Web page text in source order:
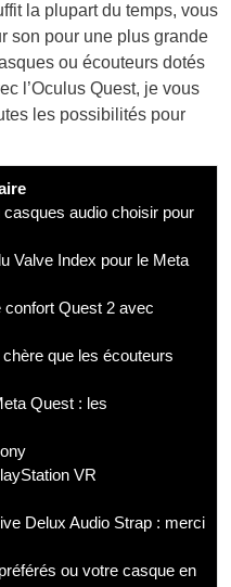
la plupart du temps, vous
son pour une plus grande
ou écouteurs dotés
l’Oculus Quest, je vous
les possibilités pour
audio choisir pour
Valve Index pour le Meta
confort Quest 2 avec
que les écouteurs
Quest : les
VR
Delux Audio Strap : merci
ou votre casque en